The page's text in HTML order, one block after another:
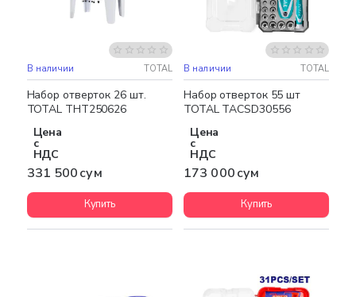
В наличии TOTAL
Набор отверток 26 шт.
TOTAL THT250626
Цена
с
НДС
331 500 сум
Купить
В наличии TOTAL
Набор отверток 55 шт
TOTAL TACSD30556
Цена
с
НДС
173 000 сум
Купить